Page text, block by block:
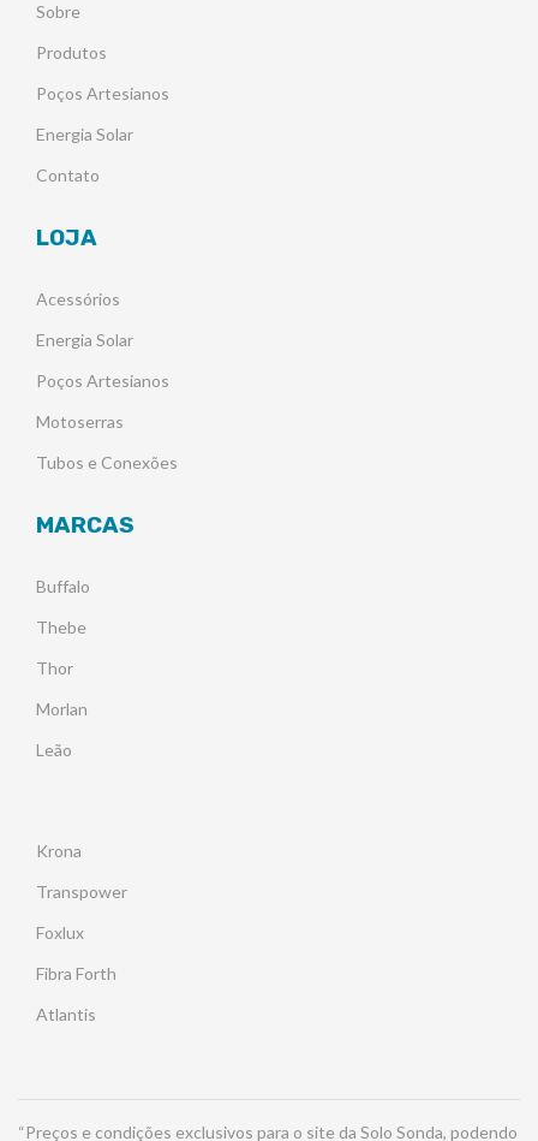
Sobre
Produtos
Poços Artesianos
Energia Solar
Contato
LOJA
Acessórios
Energia Solar
Poços Artesianos
Motoserras
Tubos e Conexões
MARCAS
Buffalo
Thebe
Thor
Morlan
Leão
Krona
Transpower
Foxlux
Fibra Forth
Atlantis
“Preços e condições exclusivos para o site da Solo Sonda, podendo